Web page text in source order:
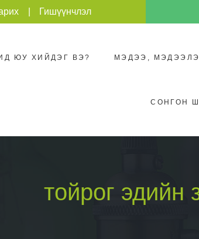
Гишүүнчлэл
ЮУ ХИЙДЭГ ВЭ? МЭДЭЭ,
СОНГОН
тойрог эдийн